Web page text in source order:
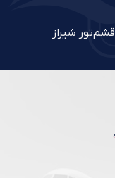
قشمتور شیراز